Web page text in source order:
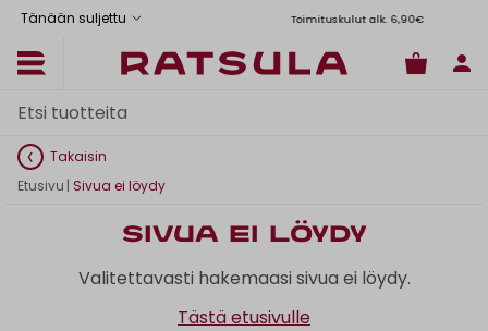
Tänään suljettu Toimituskulut alk. 6,90€
Takaisin
Etusivu | Sivua ei löydy
Sivua ei löydy
Valitettavasti hakemaasi sivua ei löydy.
Tästä etusivulle